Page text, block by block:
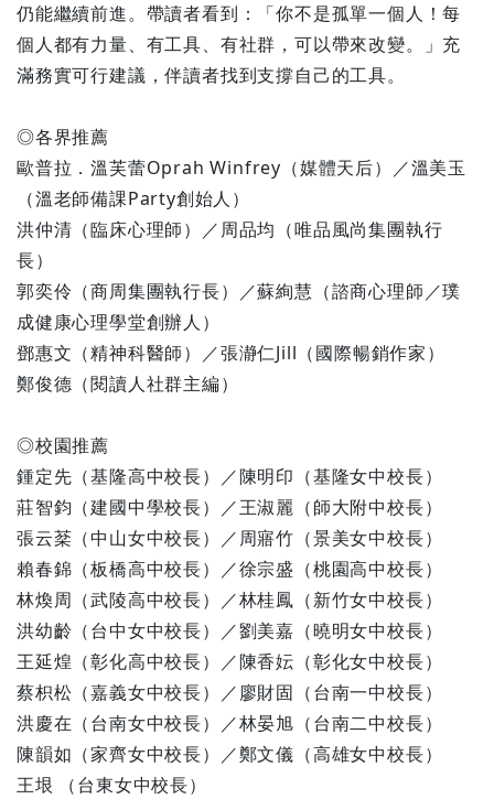
仍能繼續前進。帶讀者看到：「你不是孤單一個人！每
個人都有力量、有工具、有社群，可以帶來改變。」充
滿務實可行建議，伴讀者找到支撐自己的工具。
◎各界推薦
歐普拉．溫芙蕾Oprah Winfrey（媒體天后）／溫美玉
（溫老師備課Party創始人）
洪仲清（臨床心理師）／周品均（唯品風尚集團執行
長）
郭奕伶（商周集團執行長）／蘇絢慧（諮商心理師／璞
成健康心理學堂創辦人）
鄧惠文（精神科醫師）／張瀞仁Jill（國際暢銷作家）
鄭俊德（閱讀人社群主編）
◎校園推薦
鍾定先（基隆高中校長）／陳明印（基隆女中校長）
莊智鈞（建國中學校長）／王淑麗（師大附中校長）
張云棻（中山女中校長）／周寤竹（景美女中校長）
賴春錦（板橋高中校長）／徐宗盛（桃園高中校長）
林煥周（武陵高中校長）／林桂鳳（新竹女中校長）
洪幼齡（台中女中校長）／劉美嘉（曉明女中校長）
王延煌（彰化高中校長）／陳香妘（彰化女中校長）
蔡枳松（嘉義女中校長）／廖財固（台南一中校長）
洪慶在（台南女中校長）／林晏旭（台南二中校長）
陳韻如（家齊女中校長）／鄭文儀（高雄女中校長）
王垠 （台東女中校長）